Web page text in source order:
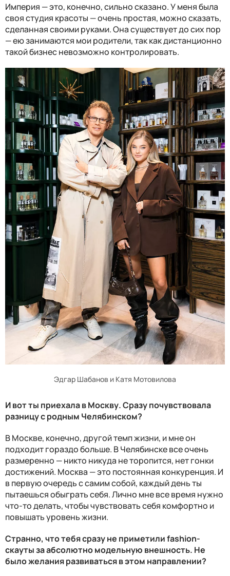
Империя — это, конечно, сильно сказано. У меня была
своя студия красоты — очень простая, можно сказать,
сделанная своими руками. Она существует до сих пор
— ею занимаются мои родители, так как дистанционно
такой бизнес невозможно контролировать.
Эдгар Шабанов и Катя Мотовилова
И вот ты приехала в Москву. Сразу почувствовала
разницу с родным Челябинском?
В Москве, конечно, другой темп жизни, и мне он
подходит гораздо больше. В Челябинске все очень
размеренно — никто никуда не торопится, нет гонки
достижений. Москва — это постоянная конкуренция. И
в первую очередь с самим собой, каждый день ты
пытаешься обыграть себя. Лично мне все время нужно
что-то делать, чтобы чувствовать себя комфортно и
повышать уровень жизни.
Странно, что тебя сразу не приметили fashion-
скауты за абсолютно модельную внешность. Не
было желания развиваться в этом направлении?